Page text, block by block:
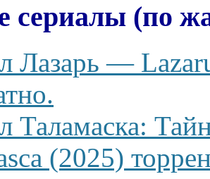
сериалы (по
Лазарь —
Таламаска:
(2025)